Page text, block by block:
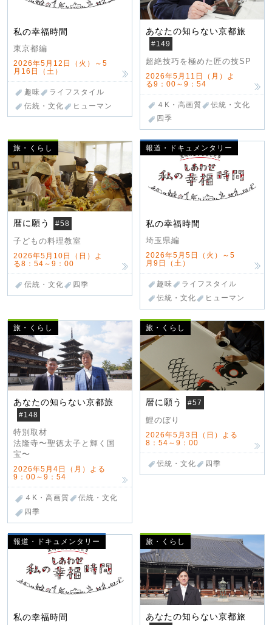
私の幸福時間
東京都編
2026年5月12日（火）～5
月16日（土）
趣味
ライフスタイル
伝統・文化
ヒューマン
あなたの知らない京都旅
#149
超絶技巧を極めた匠の技SP
2026年5月11日（月）よ
る9：00～9：54
４K・高画質
伝統・文化
四季
旅・くらし
暦に願う #58
子どもの料理教室
2026年5月10日（日）よ
る8：54～9：00
伝統・文化 四季
報道・ドキュメンタリー
私の幸福時間
埼玉県編
2026年5月5日（火）～5
月9日（土）
趣味
ライフスタイル
伝統・文化
ヒューマン
旅・くらし
あなたの知らない京都旅
#148
特別取材
法隆寺〜聖徳太子と輝く国
宝〜
2026年5月4日（月）よる
9：00～9：54
４K・高画質
伝統・文化
四季
旅・くらし
暦に願う #57
鯉のぼり
2026年5月3日（日）よる
8：54～9：00
伝統・文化 四季
報道・ドキュメンタリー
私の幸福時間
旅・くらし
あなたの知らない京都旅